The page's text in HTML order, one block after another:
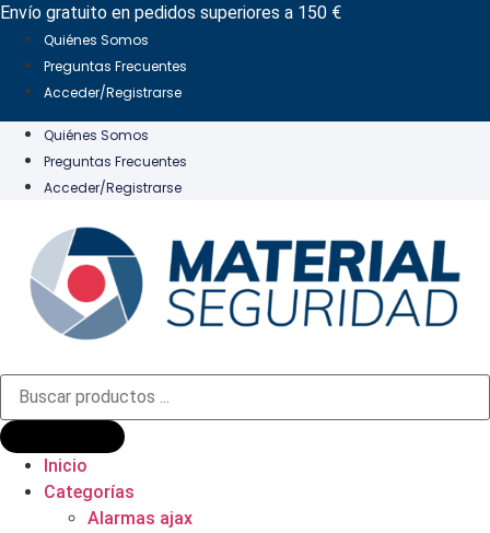
Ir
contenido
Envío gratuito en pedidos superiores a 150 €
Quiénes Somos
Preguntas Frecuentes
Acceder/Registrarse
Quiénes Somos
Preguntas Frecuentes
Acceder/Registrarse
Búsqueda
productos
Inicio
Categorías
Alarmas ajax